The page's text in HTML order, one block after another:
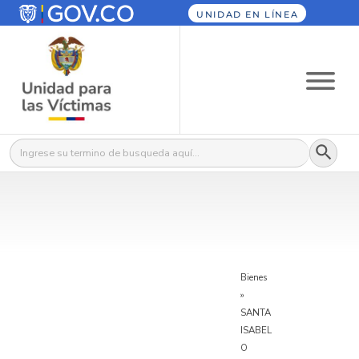
UNIDAD EN LÍNEA
Buscar: Botón
Bienes
»
SANTA
ISABEL
O